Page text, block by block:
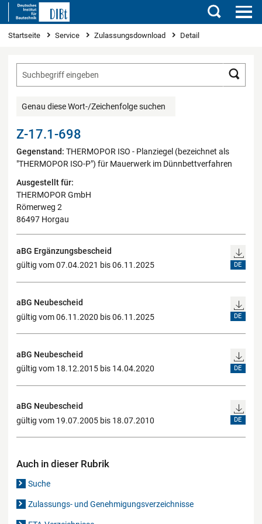
Suchen
Sie sind hier
Startseite Service Zulassungsdownload Detail
Genau diese Wort-/Zeichenfolge suchen
Z-17.1-698
Gegenstand: THERMOPOR ISO - Planziegel (bezeichnet als
"THERMOPOR ISO-P") für Mauerwerk im Dünnbettverfahren
Ausgestellt für:
THERMOPOR GmbH
Römerweg 2
86497 Horgau
aBG Ergänzungsbescheid
gültig vom 07.04.2021 bis 06.11.2025
DE
aBG Neubescheid
gültig vom 06.11.2020 bis 06.11.2025
DE
aBG Neubescheid
gültig vom 18.12.2015 bis 14.04.2020
DE
aBG Neubescheid
gültig vom 19.07.2005 bis 18.07.2010
DE
Auch in dieser Rubrik
Suche
Zulassungs- und Genehmigungsverzeichnisse